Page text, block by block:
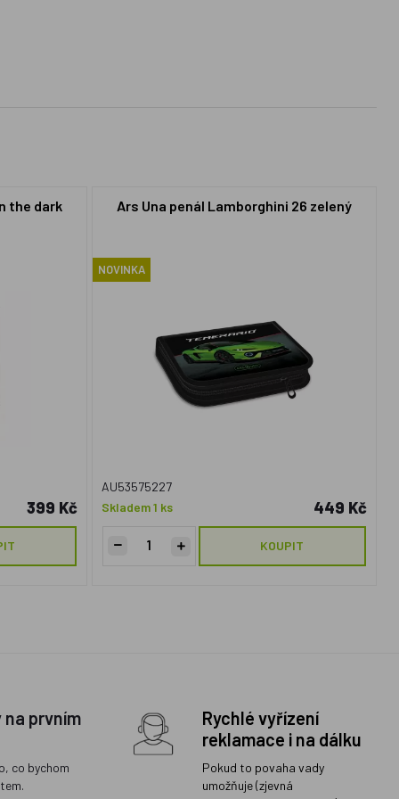
the dark
399 Kč
Ars Una penál Lamborghini 26 zelený
NOVINKA
AU53575227
Skladem 1 ks
449 Kč
KOUPIT
na prvním
co bychom
Rychlé vyřízení
reklamace i na dálku
Pokud to povaha vady
umožňuje (zjevná